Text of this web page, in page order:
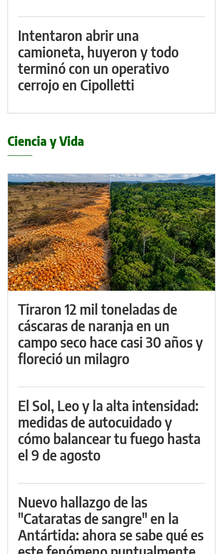
Intentaron abrir una
camioneta, huyeron y todo
terminó con un operativo
cerrojo en Cipolletti
Ciencia y Vida
Tiraron 12 mil toneladas de
cáscaras de naranja en un
campo seco hace casi 30 años y
floreció un milagro
El Sol, Leo y la alta intensidad:
medidas de autocuidado y
cómo balancear tu fuego hasta
el 9 de agosto
Nuevo hallazgo de las
"Cataratas de sangre" en la
Antártida: ahora se sabe qué es